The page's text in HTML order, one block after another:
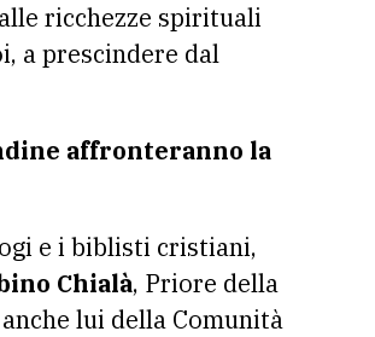
ricchezze spirituali
a prescindere dal
affronteranno la
e i biblisti cristiani,
Chialà, Priore della
anche lui della Comunità